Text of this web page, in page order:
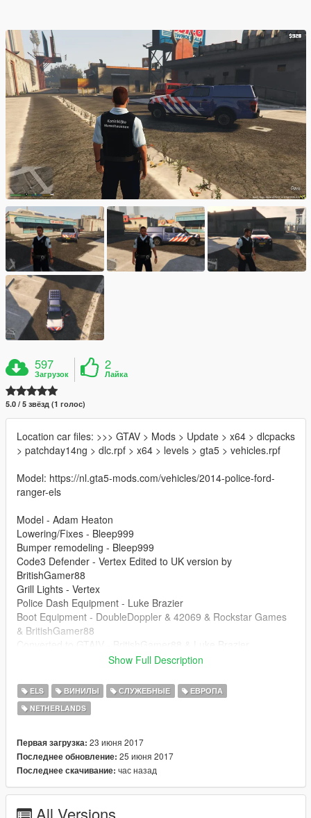
597
Загрузок
2
Лайка
5.0 / 5 звёзд (1 голос)
Location car files: >>> GTAV > Mods > Update > x64 > dlcpacks
> patchday14ng > dlc.rpf > x64 > levels > gta5 > vehicles.rpf
Model: https://nl.gta5-mods.com/vehicles/2014-police-ford-
ranger-els
Model - Adam Heaton
Lowering/Fixes - Bleep999
Bumper remodeling - Bleep999
Code3 Defender - Vertex Edited to UK version by
BritishGamer88
Grill Lights - Vertex
Police Dash Equipment - Luke Brazier
Boot Equipment - DoubleDoppler & 42069 & Rockstar Games
& BritishGamer88
Ported over to GTAV - BritishGamer88 & Luke Brazier
New Texture's - Glenn de Bresser
Template - BritishGamer88
Wheel's - Unknown
Skin - Glenn de Bresser
HOW TO INSTALL CHECK README
Show Full Description
ELS ВИНИЛЫ СЛУЖЕБНЫЕ
ЕВРОПА
NETHERLANDS
Первая загрузка: 23 июня 2017
Последнее обновление: 25 июня 2017
Последнее скачивание: час назад
All Versions